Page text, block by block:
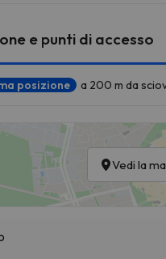
e punti di accesso
posizione a 200 m da
Vedi la